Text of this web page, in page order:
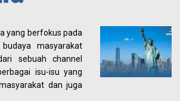
yang berfokus pada
masyarakat
sebuah channel
isu-isu yang
dan juga